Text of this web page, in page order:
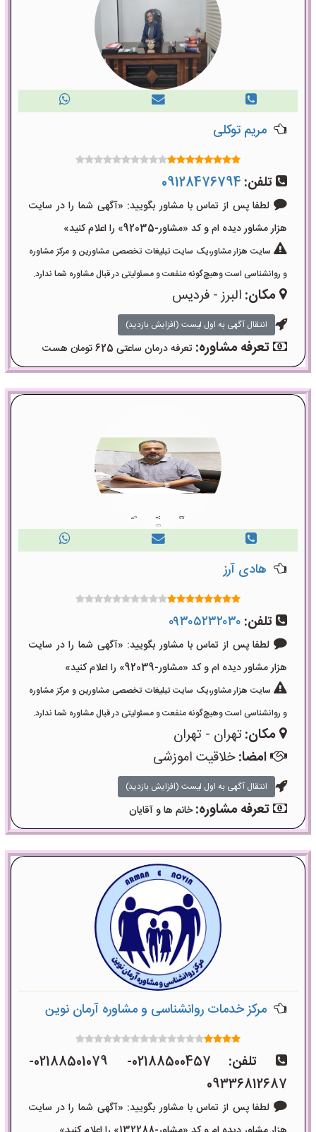
مریم توکلی
تلفن: 09128476794
لطفا پس از تماس با مشاور بگویید: «آگهی شما را در سایت
هزار مشاور دیده ام و کد «مشاور-92035» را اعلام کنید»
سایت هزار مشاور،یک سایت تبلیغات تخصصی مشاورین و مرکز مشاوره
و روانشناسی است وهیچ‌گونه منفعت و مسئولیتی در قبال مشاوره شما ندارد.
مکان: البرز - فردیس
انتقال آگهی به اول لیست (افزایش بازدید)
تعرفه مشاوره: تعرفه درمان ساعتی 625 تومان هست
هادی آرز
تلفن: ۰۹۳۰۵۲۳۲۰۳۰
لطفا پس از تماس با مشاور بگویید: «آگهی شما را در سایت
هزار مشاور دیده ام و کد «مشاور-92039» را اعلام کنید»
سایت هزار مشاور،یک سایت تبلیغات تخصصی مشاورین و مرکز مشاوره
و روانشناسی است وهیچ‌گونه منفعت و مسئولیتی در قبال مشاوره شما ندارد.
مکان:تهران - تهران
امضا:خلاقیت اموزشی
انتقال آگهی به اول لیست (افزایش بازدید)
تعرفه مشاوره:خانم ها و آقایان
مرکز خدمات روانشناسی و مشاوره آرمان نوین
تلفن:
02188500457- 02188501079-
09336812687
لطفا پس از تماس با مشاور بگویید: «آگهی شما را در سایت